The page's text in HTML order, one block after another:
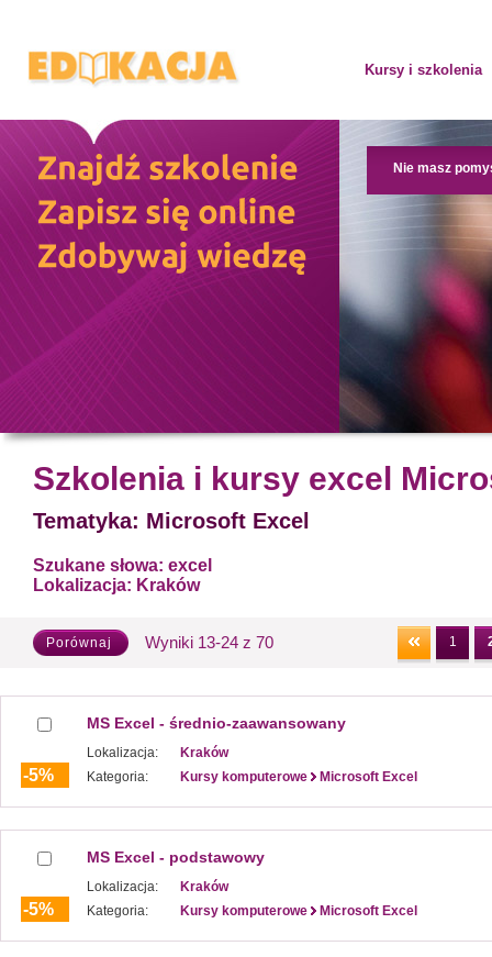
Kursy i szkolenia
Nie masz
Szkolenia i kursy excel
Tematyka: Microsoft Excel
Szukane słowa: excel
Lokalizacja: Kraków
Porównaj Wyniki 13-24 z 70 1
-5%
MS Excel - średnio-zaawansowany
Lokalizacja:
Kraków
Kategoria:
Kursy komputerowe Microsoft Excel
-5%
MS Excel - podstawowy
Lokalizacja:
Kraków
Kategoria:
Kursy komputerowe Microsoft Excel